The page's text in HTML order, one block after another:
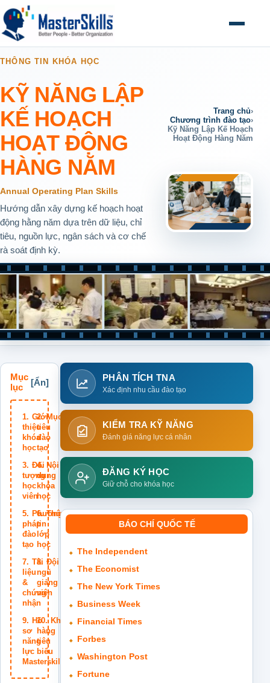
Mở menu
Trang chủ›
Chương trình đào tạo›
Kỹ Năng Lập Kế Hoạch
Hoạt Động Hàng Năm
THÔNG TIN KHÓA HỌC
KỸ NĂNG LẬP
KẾ HOẠCH
HOẠT ĐỘNG
HÀNG NĂM
Annual Operating Plan Skills
Hướng dẫn xây dựng kế hoạch hoạt
động hằng năm dựa trên dữ liệu, chỉ
tiêu, nguồn lực, ngân sách và cơ chế
rà soát định kỳ.
Mục
lục
Giới
thiệu
khóa
học
Mục
tiêu
đào
tạo
Đối
tượng
học
viên
Nội
dung
khóa
học
Phương
pháp
đào
tạo
Thông
tin
lớp
học
Tài
liệu
&
chứng
nhận
Đội
ngũ
giảng
viên
Hồ
sơ
năng
lực
Masterskills
Khách
hàng
tiêu
biểu
PHÂN TÍCH TNA
Xác định nhu cầu đào tạo
KIỂM TRA KỸ NĂNG
Đánh giá năng lực cá nhân
ĐĂNG KÝ HỌC
Giữ chỗ cho khóa học
BÁO CHÍ QUỐC TẾ
The Independent
The Economist
The New York Times
Business Week
Financial Times
Forbes
Washington Post
Fortune